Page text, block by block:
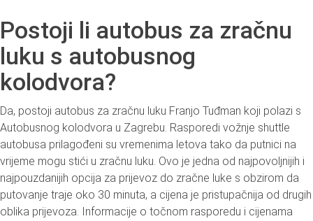
Postoji li autobus za zračnu
luku s autobusnog
kolodvora?
Da, postoji autobus za zračnu luku Franjo Tuđman koji polazi s
Autobusnog kolodvora u Zagrebu. Rasporedi vožnje shuttle
autobusa prilagođeni su vremenima letova tako da putnici na
vrijeme mogu stići u zračnu luku. Ovo je jedna od najpovoljnijih i
najpouzdanijih opcija za prijevoz do zračne luke s obzirom da
putovanje traje oko 30 minuta, a cijena je pristupačnija od drugih
oblika prijevoza. Informacije o točnom rasporedu i cijenama